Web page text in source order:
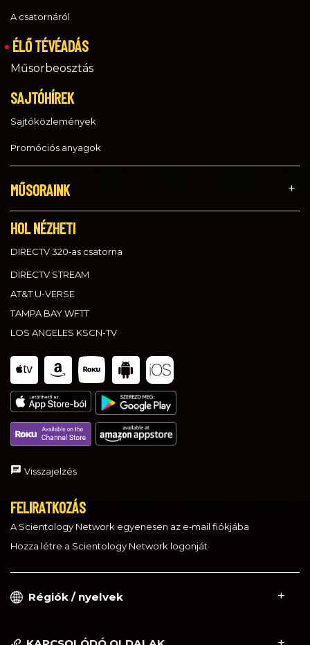
A csatornáról
ÉLŐ TÉVÉADÁS
Műsorbeosztás
SAJTÓHÍREK
Sajtóközlemények
Promóciós anyagok
MŰSORAINK
HOL NÉZHETI
DIRECTV 320‑as csatorna
DIRECTV STREAM
AT&T U-VERSE
TAMPA BAY WFTT
LOS ANGELES KSCN-TV
Visszajelzés
FELIRATKOZÁS
A Scientology Network egyenesen az e‑mail fiókjába
Hozza létre a Scientology Network logonját
Régiók / nyelvek